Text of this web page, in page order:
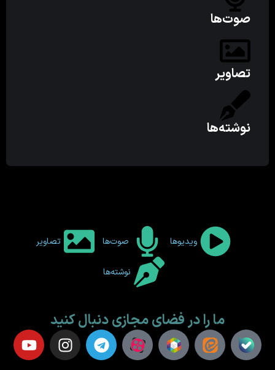
صوت‌ها
تصاویر
نوشته‌ها
ویدیوها صوت‌ها تصاویر
نوشته‌ها
ما را در فضای مجازی دنبال کنید